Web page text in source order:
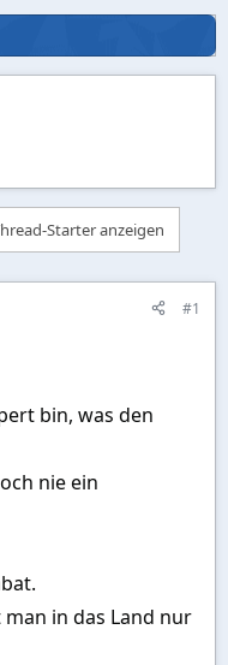
Starter anzeigen
#1
bin, was den
nie ein
in das Land nur